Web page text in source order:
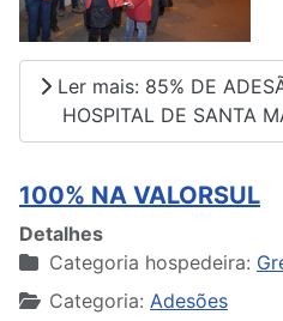
Ler mais: 85% DE
HOSPITAL DE SANTA
100% NA VALORSUL
Detalhes
Categoria hospedeira:
Categoria: Adesões